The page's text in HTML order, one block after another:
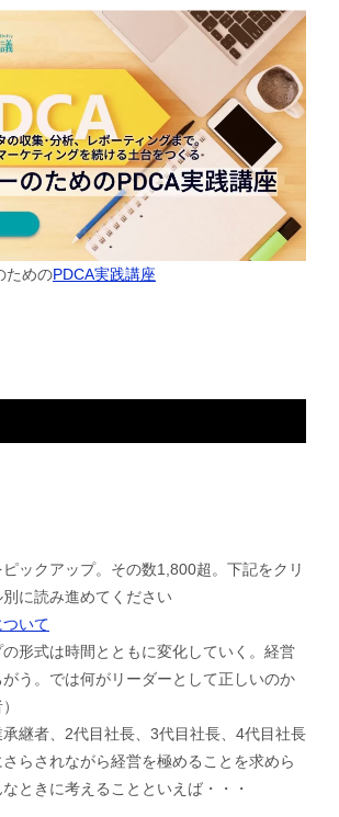
ためのPDCA実践講座
ックアップ。その数1,800超。下記をクリ
に読み進めてください
いて
形式は時間とともに変化していく。経営
う。では何がリーダーとして正しいのか
継者、2代目社長、3代目社長、4代目社長
らされながら経営を極めることを求めら
ときに考えることといえば・・・